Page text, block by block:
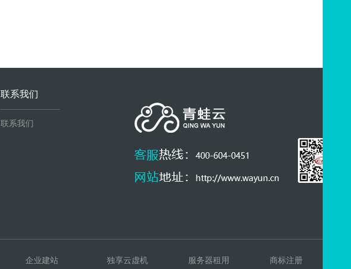
联系我们
联系我们
企业建站 独享云虚机 服务器租用 商标注册